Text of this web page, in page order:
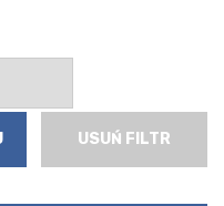
USUŃ FILTR